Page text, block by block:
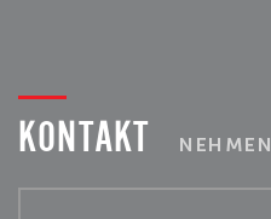
KONTAKT